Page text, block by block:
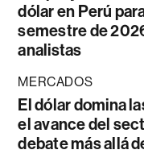
dólar en Perú
semestre de
analistas
MERCADOS
El dólar domina
el avance del
debate más allá